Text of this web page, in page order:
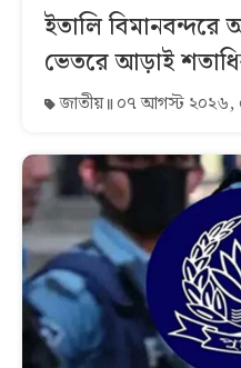
ইতালি বিমানবন্দরে
ভেতরে আড়াই
জাতীয় ০৭ আগস্ট ২০২৬,